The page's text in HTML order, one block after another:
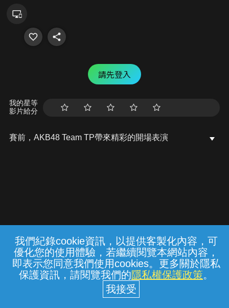
我們紀錄cookie資訊，以提供客製化內容，可
優化您的使用體驗，若繼續閱覽本網站內容，
即表示您同意我們使用cookies。更多關於隱私
保護資訊，請閱覽我們的隱私權保護政策。
請先登入
我的星等
影片給分
賽前，AKB48 Team TP帶來精彩的開場表演
常見問題 線上客服 服務條款 隱私權保護
中華電信股份有限公司個人家庭分公司
(統一編號：96979949) © 2026
{{notifyMsg}}